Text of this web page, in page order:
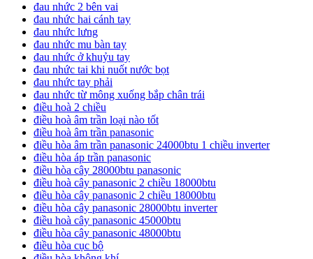
đau nhức 2 bên vai
đau nhức hai cánh tay
đau nhức lưng
đau nhức mu bàn tay
đau nhức ở khuỷu tay
đau nhức tai khi nuốt nước bọt
đau nhức tay phải
đau nhức từ mông xuống bắp chân trái
điều hoà 2 chiều
điều hoà âm trần loại nào tốt
điều hoà âm trần panasonic
điều hòa âm trần panasonic 24000btu 1 chiều inverter
điều hòa áp trần panasonic
điều hòa cây 28000btu panasonic
điều hoà cây panasonic 2 chiều 18000btu
điều hòa cây panasonic 2 chiều 18000btu
điều hòa cây panasonic 28000btu inverter
điều hoà cây panasonic 45000btu
điều hòa cây panasonic 48000btu
điều hòa cục bộ